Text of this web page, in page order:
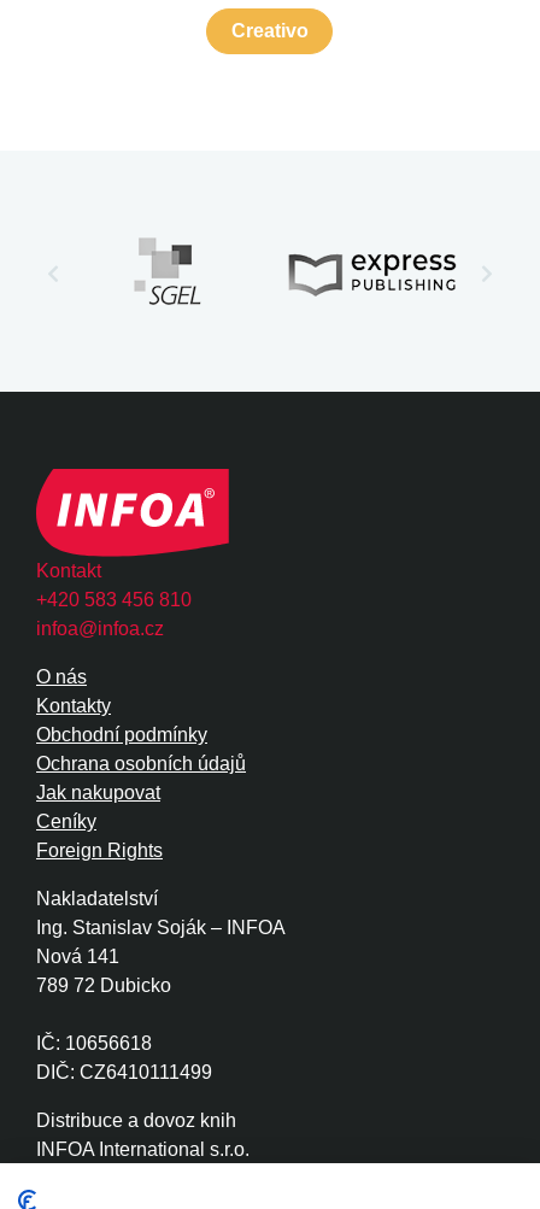
Creativo
Kontakt
+420 583 456 810
infoa@infoa.cz
Nakladatelství
Ing. Stanislav Soják – INFOA
Nová 141
789 72 Dubicko
IČ: 10656618
DIČ: CZ6410111499
Distribuce a dovoz knih
INFOA International s.r.o.
O nás
Kontakty
Obchodní podmínky
Ochrana osobních údajů
Jak nakupovat
Ceníky
Foreign Rights